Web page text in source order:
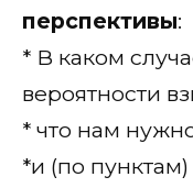
перспективы:
* В каком
вероятности
* что нам
*и (по